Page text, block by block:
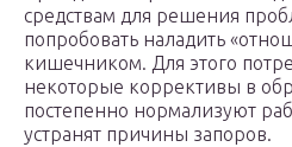
средствам для решения
попробовать наладить
кишечником. Для этого
некоторые коррективы в
постепенно нормализуют
устранят причины запоров.